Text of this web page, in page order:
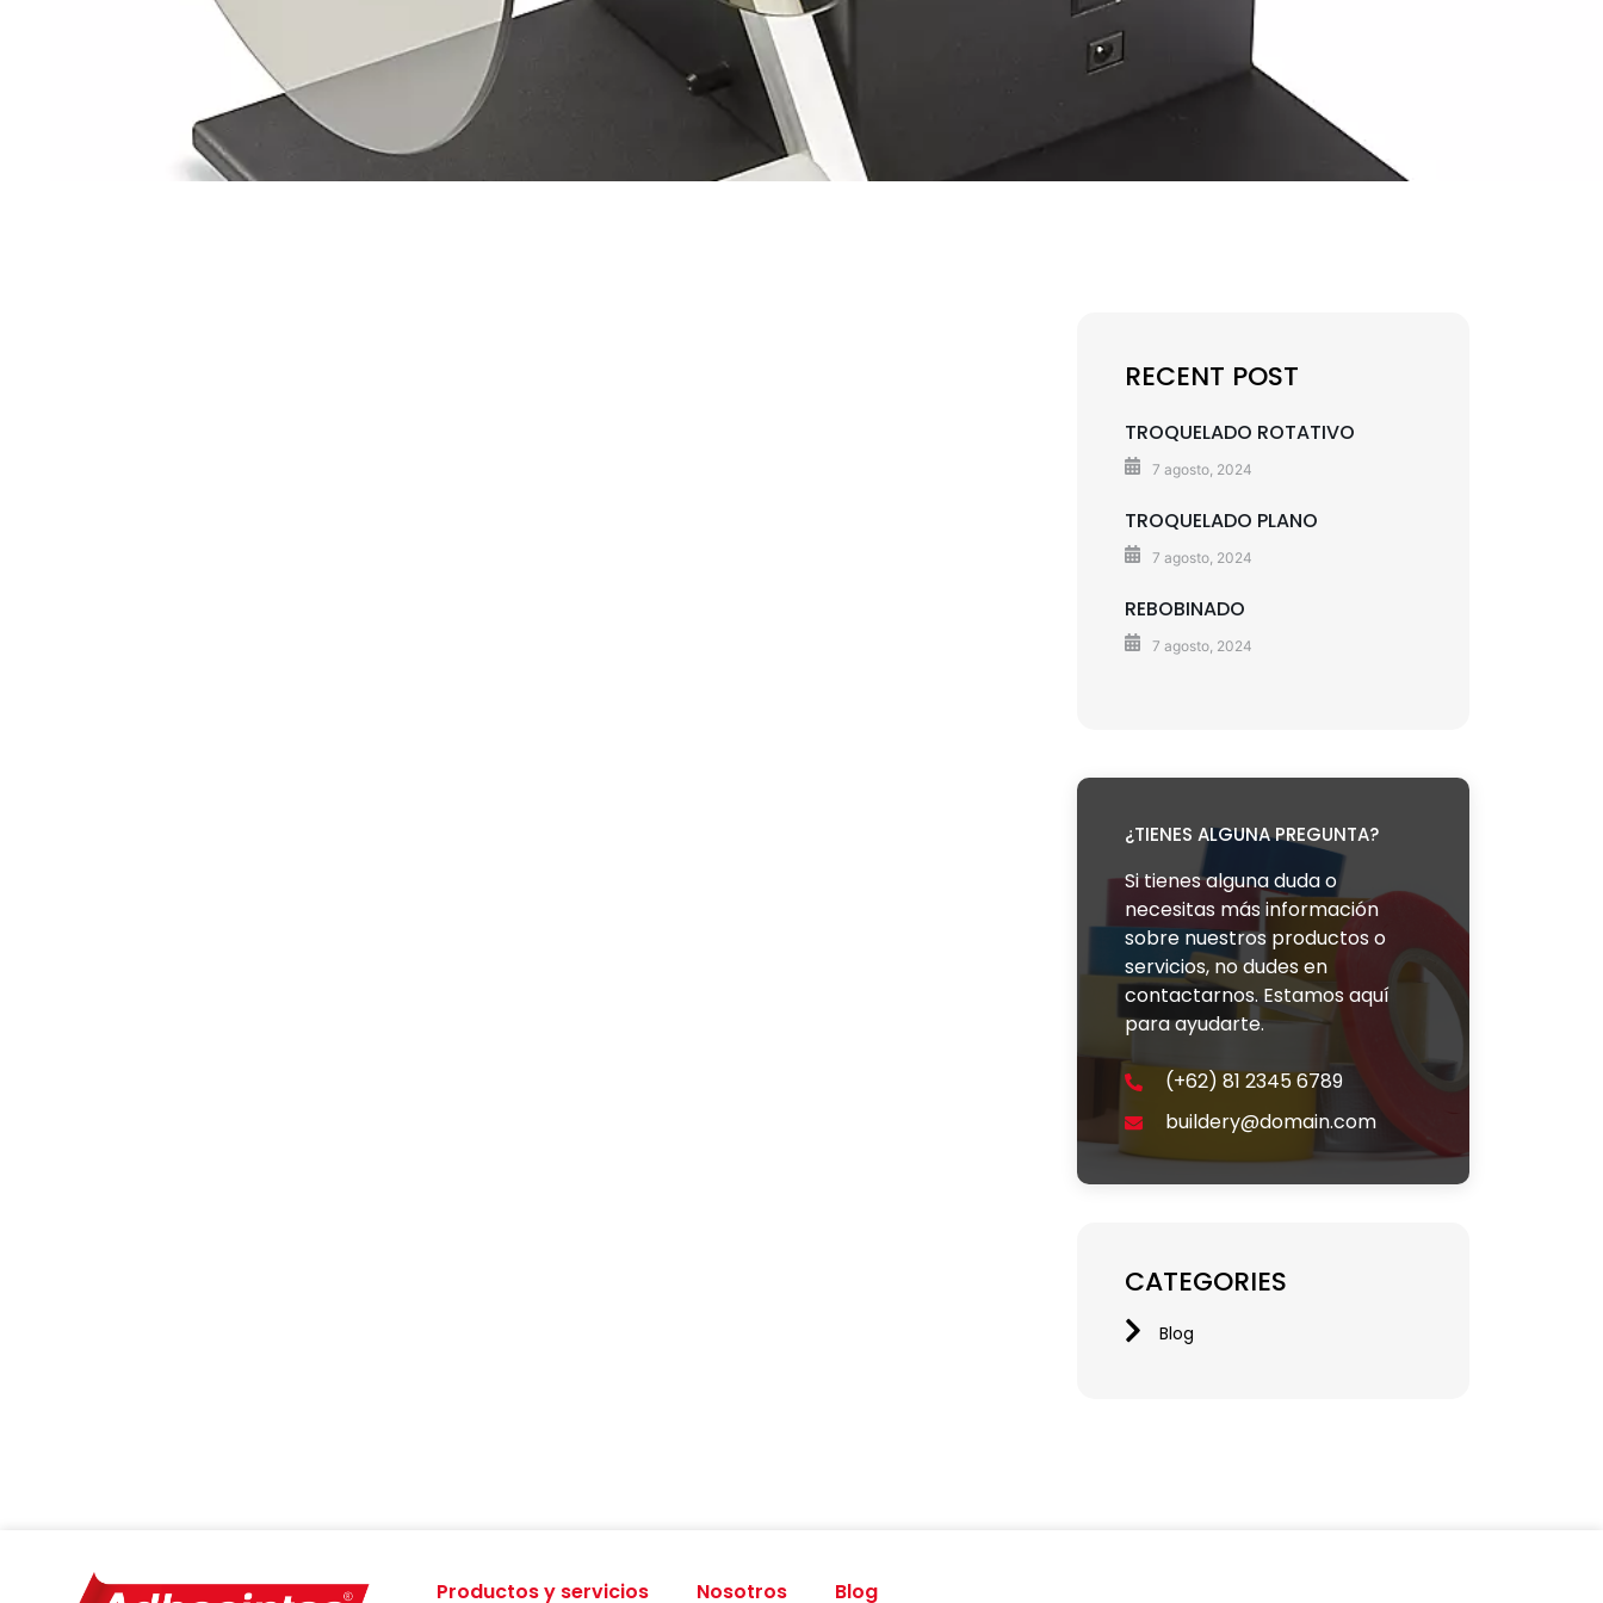
RECENT POST
TROQUELADO ROTATIVO
7 agosto, 2024
TROQUELADO PLANO
7 agosto, 2024
REBOBINADO
7 agosto, 2024
¿TIENES ALGUNA PREGUNTA?
Si tienes alguna duda o
necesitas más información
sobre nuestros productos o
servicios, no dudes en
contactarnos. Estamos aquí
para ayudarte.
(+62) 81 2345 6789
buildery@domain.com
CATEGORIES
Blog
Productos y servicios Nosotros Blog